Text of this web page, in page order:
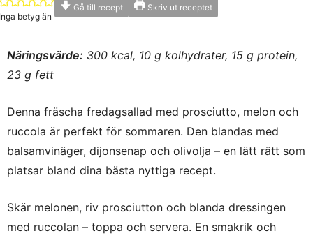
betyg än
Gå till recept Skriv ut receptet
Näringsvärde: 300 kcal, 10 g kolhydrater, 15 g protein,
23 g fett
Denna fräscha fredagsallad med prosciutto, melon och
ruccola är perfekt för sommaren. Den blandas med
balsamvinäger, dijonsenap och olivolja – en lätt rätt som
platsar bland dina bästa nyttiga recept.
Skär melonen, riv prosciutton och blanda dressingen
med ruccolan – toppa och servera. En smakrik och